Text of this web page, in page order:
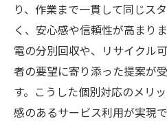
個人対応の不用品回
柔軟な回収サービスで
不用品回収で大量処
茨城県の不用品回
力
り、作業まで一貫して同じス
く、安心感や信頼性が高まり
電の分別回収や、リサイクル
者の要望に寄り添った提案が
す。こうした個別対応のメリ
感のあるサービス利用が実現で